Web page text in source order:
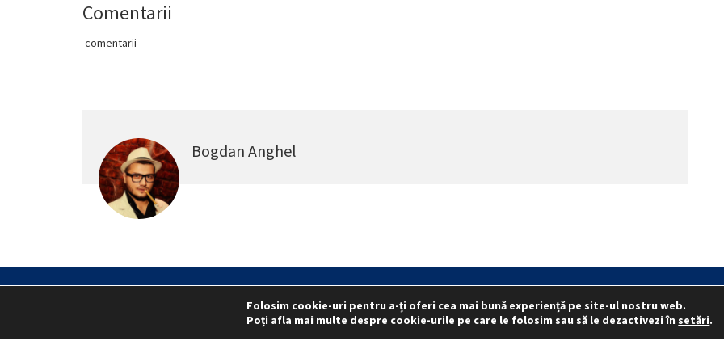
Comentarii
comentarii
Bogdan Anghel
Reprezentativitate M.A.I. Reprezentativitate I.G.P.R. și I.P.J.-uri Politica folosirii cookie-urilor
Folosim cookie-uri pentru a-ți oferi cea mai bună experiență pe site-ul nostru web.
Poți afla mai multe despre cookie-urile pe care le folosim sau să le dezactivezi în setări.